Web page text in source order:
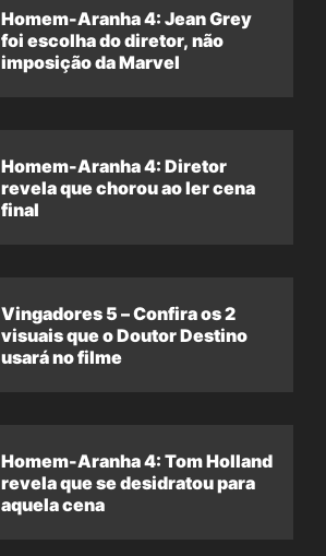
Homem-Aranha 4: Jean Grey
foi escolha do diretor, não
imposição da Marvel
Homem-Aranha 4: Diretor
revela que chorou ao ler cena
final
Vingadores 5 – Confira os 2
visuais que o Doutor Destino
usará no filme
Homem-Aranha 4: Tom Holland
revela que se desidratou para
aquela cena